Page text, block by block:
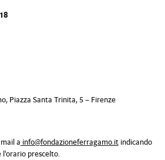
Piazza Santa Trinita, 5 – Firenze
a info@fondazioneferragamo.itindicando
l'orario prescelto.